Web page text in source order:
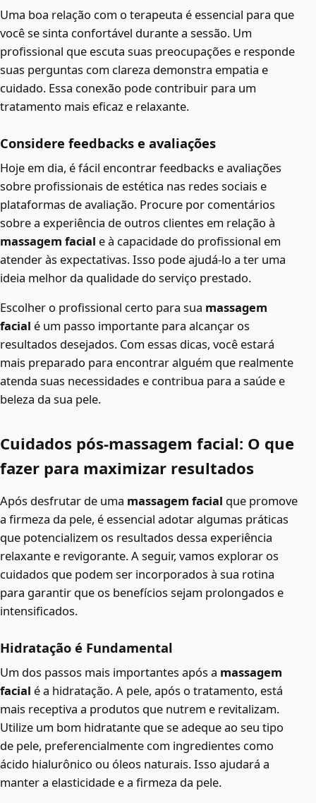
Uma boa relação com o terapeuta é essencial para que
você se sinta confortável durante a sessão. Um
profissional que escuta suas preocupações e responde
suas perguntas com clareza demonstra empatia e
cuidado. Essa conexão pode contribuir para um
tratamento mais eficaz e relaxante.
Considere feedbacks e avaliações
Hoje em dia, é fácil encontrar feedbacks e avaliações
sobre profissionais de estética nas redes sociais e
plataformas de avaliação. Procure por comentários
sobre a experiência de outros clientes em relação à
massagem facial e à capacidade do profissional em
atender às expectativas. Isso pode ajudá-lo a ter uma
ideia melhor da qualidade do serviço prestado.
Escolher o profissional certo para sua massagem
facial é um passo importante para alcançar os
resultados desejados. Com essas dicas, você estará
mais preparado para encontrar alguém que realmente
atenda suas necessidades e contribua para a saúde e
beleza da sua pele.
Cuidados pós-massagem facial: O que
fazer para maximizar resultados
Após desfrutar de uma massagem facial que promove
a firmeza da pele, é essencial adotar algumas práticas
que potencializem os resultados dessa experiência
relaxante e revigorante. A seguir, vamos explorar os
cuidados que podem ser incorporados à sua rotina
para garantir que os benefícios sejam prolongados e
intensificados.
Hidratação é Fundamental
Um dos passos mais importantes após a massagem
facial é a hidratação. A pele, após o tratamento, está
mais receptiva a produtos que nutrem e revitalizam.
Utilize um bom hidratante que se adeque ao seu tipo
de pele, preferencialmente com ingredientes como
ácido hialurônico ou óleos naturais. Isso ajudará a
manter a elasticidade e a firmeza da pele.